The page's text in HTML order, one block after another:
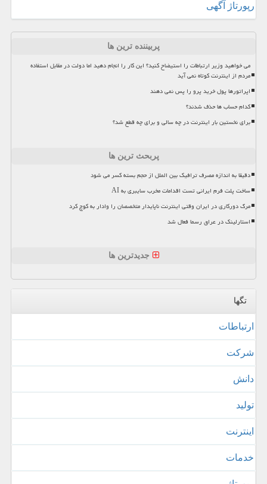
رپورتاژ آگهی
پربیننده ترین ها
می خواهید وزیر ارتباطات را استیضاح کنید؟ این کار را انجام دهید اما دولت در مقابل استفاده
مردم از اینترنت کوتاه نمی آید
اپراتورها پول خرید پرو را پس نمی دهند
کدام حساب ها حذف شدند؟
برای نخستین بار اینترنت در چه سالی و برای چه قطع شد؟
پربحث ترین ها
دقیقا به اندازه مصرف ترافیک بین الملل از حجم بسته کسر می شود
ساخت پلت فرم ایرانی تست اقدامات مخرب سایبری به AI
مرگ دورکاری در ایران وقتی اینترنت ناپایدار متخصصان را وادار به کوچ کرد
استارلینک در عراق رسما فعال شد
جدیدترین ها
تگها
ارتباطات
شركت
دانش
تولید
اینترنت
خدمات